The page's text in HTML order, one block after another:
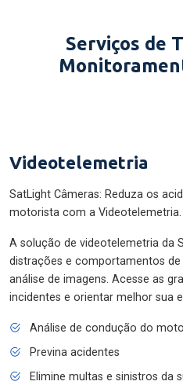
Serviços de
Videotelemetria
SatLight Câmeras: Reduza os
motorista com a Videotelemetria.
A solução de videotelemetria da
distrações e comportamentos
análise de imagens. Acesse as
incidentes e orientar melhor sua
Análise de condução do
Previna acidentes
Elimine multas e sinistros da